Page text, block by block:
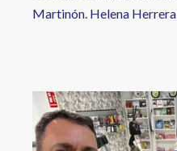
Martinón. Helena Herrera,
Image